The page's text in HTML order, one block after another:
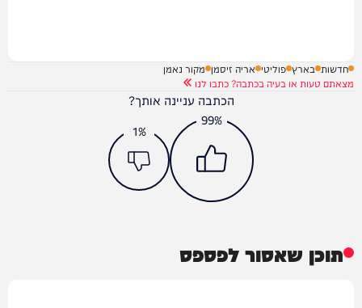
חדשות בארץ פוליטי אריה זיסמן מקור נאמן
מצאתם טעות או בעיה בכתבה? כתבו לנו
הכתבה עניינה אותך?
99%
1%
תוכן שאסור לפספס